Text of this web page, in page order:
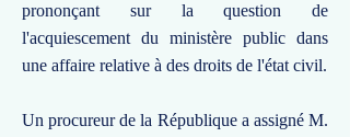
prononçant sur la question de
l'acquiescement du ministère public dans
une affaire relative à des droits de l'état civil.
Un procureur de la République a assigné M.